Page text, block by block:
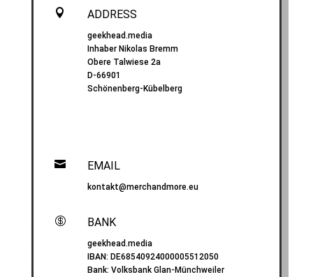
 ADDRESS
geekhead.media
Inhaber Nikolas Bremm
Obere Talwiese 2a
D-66901
Schönenberg-Kübelberg
 EMAIL
kontakt@merchandmore.eu
 BANK
geekhead.media
IBAN: DE68540924000005512050
Bank: Volksbank Glan-Münchweiler